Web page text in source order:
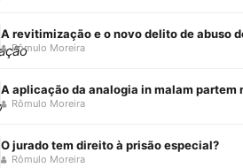
A revitimização e o novo delito de abuso
Rômulo Moreira
A aplicação da analogia in malam partem
Rômulo Moreira
O jurado tem direito à prisão especial?
Rômulo Moreira